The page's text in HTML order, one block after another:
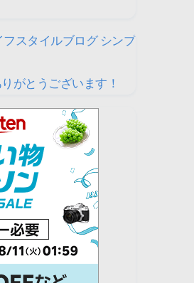
がとうございます！